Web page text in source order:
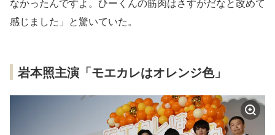
感じました」と驚いていた。
岩本照主演「モエカレはオレンジ色」